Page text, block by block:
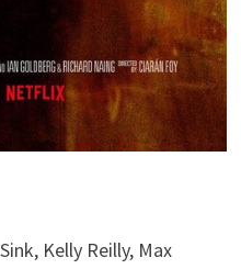
Kelly Reilly, Max